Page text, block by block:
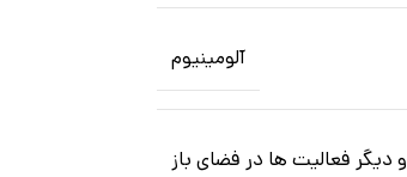
آلومینیوم
فعالیت ها در فضای باز